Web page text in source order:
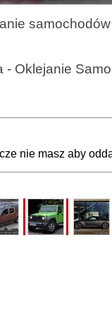
- Oklejanie
nie masz aby